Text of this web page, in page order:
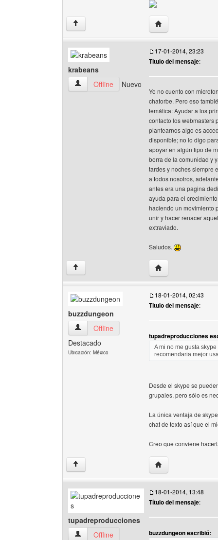
↑ Visitar sitio web del
krabeans
krabeans Ver perfil del usuario
Offline Nuevo
17-01-2014, 23:23
Título del mensaje:
Yo no cuento con
chatorbe. Pero eso
temática: Ayudar a los
contacto los webmasters
plantearnos algo es
disponible; no lo digo
apoyar en algún tipo de
borra de la comunidad y
tardes y noches siempre
a todos nosotros,
antes era una pagina
ayuda para el
haciendo un movimiento
unir y hacer renacer
extraviado.
Saludos.
↑ Visitar sitio web del
buzzdungeon
buzzdungeon Ver perfil del usuario
Offline
Destacado
Ubicación: México
18-01-2014, 02:43
Título del mensaje:
tupadreproducciones
A mi no me gusta
recomendaria mejor
Desde el skype se
grupales, pero sólo es
La única ventaja de
chat de texto así que el
Creo que conviene
↑ Visitar sitio web del
tupadreproducciones
tupadreproducciones Ver perfil del usuario
Offline
18-01-2014, 13:48
Título del mensaje:
buzzdungeon escribió: